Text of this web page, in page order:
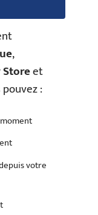
,
et
pouvez :
votre